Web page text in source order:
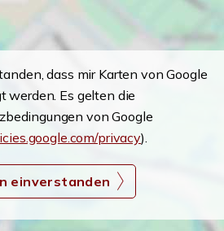
dass mir Karten von Google
werden. Es gelten die
von Google
privacy).
einverstanden